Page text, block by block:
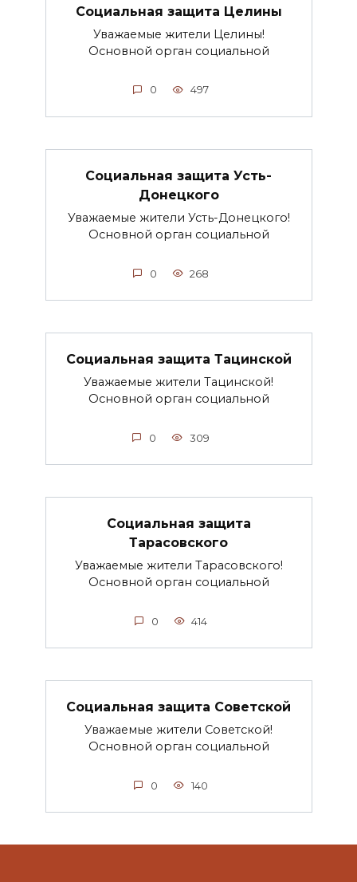
Социальная защита Целины
Уважаемые жители Целины!
Основной орган социальной
0 497
Социальная защита Усть-
Донецкого
Уважаемые жители Усть-Донецкого!
Основной орган социальной
0 268
Социальная защита Тацинской
Уважаемые жители Тацинской!
Основной орган социальной
0 309
Социальная защита
Тарасовского
Уважаемые жители Тарасовского!
Основной орган социальной
0 414
Социальная защита Советской
Уважаемые жители Советской!
Основной орган социальной
0 140